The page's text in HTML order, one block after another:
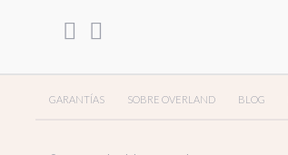
GARANTÍAS SOBRE OVERLAND BLOG